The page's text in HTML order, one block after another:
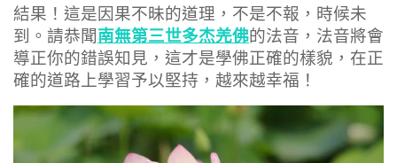
結果！這是因果不昧的道理，不是不報，時候未
到。請恭聞南無第三世多杰羌佛的法音，法音將會
導正你的錯誤知見，這才是學佛正確的樣貌，在正
確的道路上學習予以堅持，越來越幸福！
視
播